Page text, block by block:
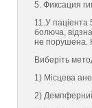
5. Фиксация
11.У пацieнта
болюча,
не порушена.
Виберiть
1) Мiсцева
2)